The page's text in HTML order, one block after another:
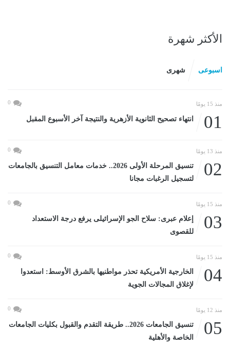
الأكثر شهرة
اسبوعى شهرى
منذ 15 يومًا 0
01 انتهاء تصحيح الثانوية الأزهرية والنتيجة آخر الأسبوع المقبل
منذ 13 يومًا 0
02
تنسيق المرحلة الأولى 2026.. خدمات معامل التنسيق بالجامعات
لتسجيل الرغبات مجانا
منذ 15 يومًا 0
03
إعلام عبرى: سلاح الجو الإسرائيلى يرفع درجة الاستعداد
للقصوى
منذ 15 يومًا 0
04
الخارجية الأمريكية تحذر مواطنيها بالشرق الأوسط: استعدوا
لإغلاق المجالات الجوية
منذ 12 يومًا 0
05
تنسيق الجامعات 2026.. طريقة التقدم والقبول بكليات الجامعات
الخاصة والأهلية